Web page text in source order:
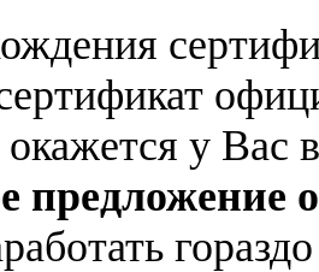
у Вас
предложение